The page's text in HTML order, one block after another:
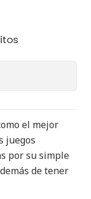
el mejor
juegos
por su simple
de tener